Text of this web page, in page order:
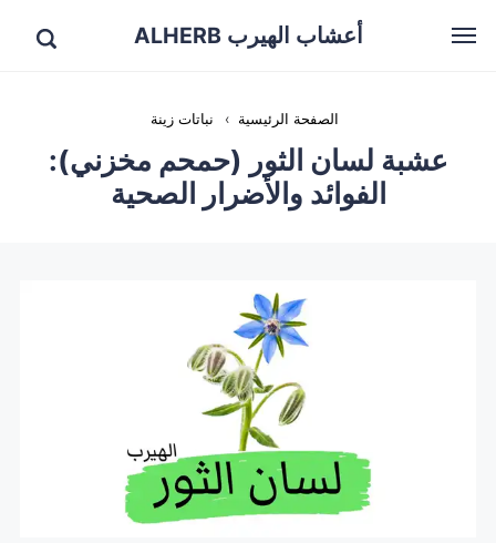
أعشاب الهيرب ALHERB
الصفحة الرئيسية › نباتات زينة
عشبة لسان الثور (حمحم مخزني):
الفوائد والأضرار الصحية